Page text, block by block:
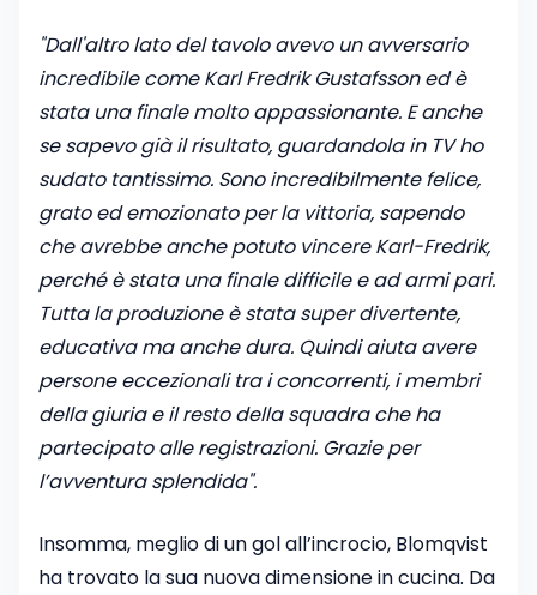
"Dall'altro lato del tavolo avevo un avversario
incredibile come Karl Fredrik Gustafsson ed è
stata una finale molto appassionante. E anche
se sapevo già il risultato, guardandola in TV ho
sudato tantissimo. Sono incredibilmente felice,
grato ed emozionato per la vittoria, sapendo
che avrebbe anche potuto vincere Karl-Fredrik,
perché è stata una finale difficile e ad armi pari.
Tutta la produzione è stata super divertente,
educativa ma anche dura. Quindi aiuta avere
persone eccezionali tra i concorrenti, i membri
della giuria e il resto della squadra che ha
partecipato alle registrazioni. Grazie per
l’avventura splendida".
Insomma, meglio di un gol all’incrocio, Blomqvist
ha trovato la sua nuova dimensione in cucina. Da